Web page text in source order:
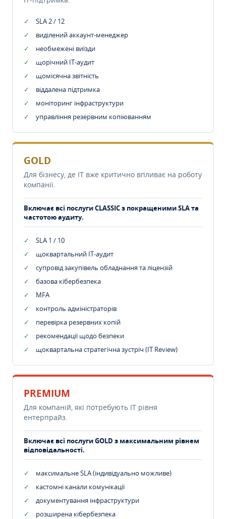
SLA 2 / 12
виділений аккаунт-менеджер
необмежені виїзди
щорічний IT-аудит
щомісячна звітність
віддалена підтримка
моніторинг інфраструктури
управління резервним копіюванням
GOLD
Для бізнесу, де IT вже критично впливає на роботу
компанії.
Включає всі послуги CLASSIC з покращеними SLA та
частотою аудиту.
SLA 1 / 10
щоквартальний IT-аудит
супровід закупівель обладнання та ліцензій
базова кібербезпека
MFA
контроль адміністраторів
перевірка резервних копій
рекомендації щодо безпеки
щоквартальна стратегічна зустріч (IT Review)
PREMIUM
Для компаній, які потребують ІТ рівня
ентерпрайз.
Включає всі послуги GOLD з максимальним рівнем
відповідальності.
максимальне SLA (індивідуально можливе)
кастомні канали комунікації
документування інфраструктури
розширена кібербезпека